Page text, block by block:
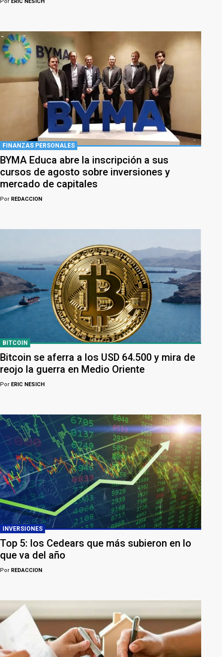
Por ERIC NESICH
FINANZAS PERSONALES
BYMA Educa abre la inscripción a sus
cursos de agosto sobre inversiones y
mercado de capitales
Por REDACCION
BITCOIN
Bitcoin se aferra a los USD 64.500 y mira de
reojo la guerra en Medio Oriente
Por ERIC NESICH
INVERSIONES
Top 5: los Cedears que más subieron en lo
que va del año
Por REDACCION